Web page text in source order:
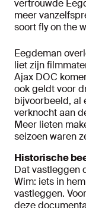
vertrouwde
meer
soort fly on the
Eegdeman
liet zijn
Ajax DOC
ook geldt voor
bijvoorbeeld, al
verknocht aan
Meer lieten
seizoen waren
Historische
Dat vastleggen
Wim: iets in
vastleggen.